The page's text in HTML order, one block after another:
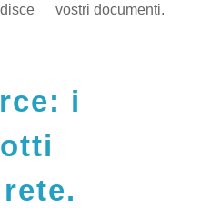
vostri documenti.
i